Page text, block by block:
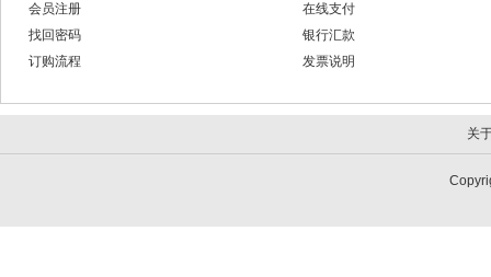
会员注册
找回密码
订购流程
在线支付
银行汇款
发票说明
关